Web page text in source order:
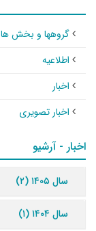
گروهها و بخش ها
اطلاعیه
اخبار
اخبار تصویری
اخبار - آرشیو
سال ۱۴۰۵ (۲)
سال ۱۴۰۴ (۱)